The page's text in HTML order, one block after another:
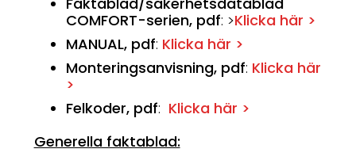
COMFORT-serien, pdf: >Klicka här >
MANUAL, pdf: Klicka här >
Monteringsanvisning, pdf: Klicka här
>
Felkoder, pdf: Klicka här >
Generella faktablad: